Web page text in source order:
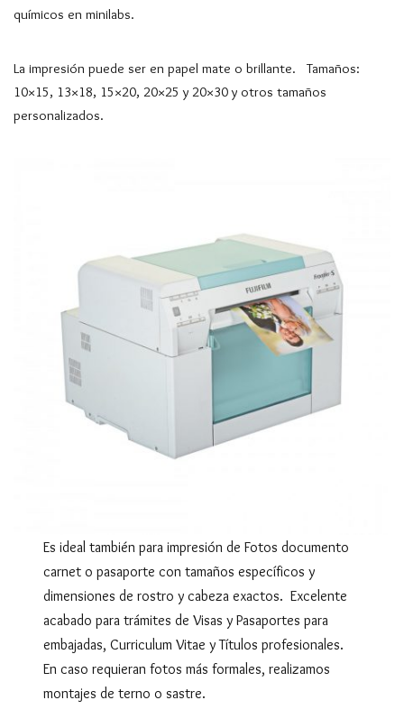
químicos en minilabs.
La impresión puede ser en papel mate o brillante. Tamaños:
10×15, 13×18, 15×20, 20×25 y 20×30 y otros tamaños
personalizados.
Es ideal también para impresión de Fotos documento
carnet o pasaporte con tamaños específicos y
dimensiones de rostro y cabeza exactos. Excelente
acabado para trámites de Visas y Pasaportes para
embajadas, Curriculum Vitae y Títulos profesionales.
En caso requieran fotos más formales, realizamos
montajes de terno o sastre.